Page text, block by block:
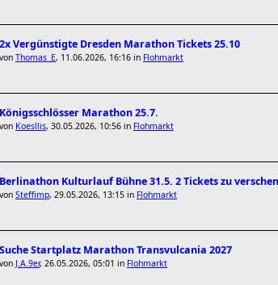
2x Vergünstigte Dresden Marathon Tickets 25.10
von Thomas_E, 11.06.2026, 16:16 in Flohmarkt
Königsschlösser Marathon 25.7.
von Koesllis, 30.05.2026, 10:56 in Flohmarkt
Berlinathon Kulturlauf Bühne 31.5. 2 Tickets zu
von Steffimp, 29.05.2026, 13:15 in Flohmarkt
Suche Startplatz Marathon Transvulcania 2027
von J.A.9er, 26.05.2026, 05:01 in Flohmarkt